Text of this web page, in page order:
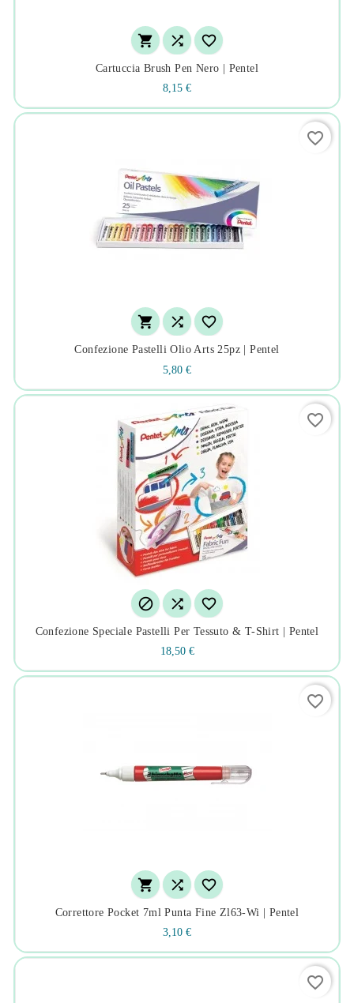
  
Cartuccia Brush Pen Nero | Pentel
8,15 €
  
Confezione Pastelli Olio Arts 25pz | Pentel
5,80 €
favorite_border
  
Confezione Speciale Pastelli Per Tessuto & T-Shirt | Pentel
18,50 €
favorite_border
  
Correttore Pocket 7ml Punta Fine Zl63-Wi | Pentel
3,10 €
favorite_border
favorite_border